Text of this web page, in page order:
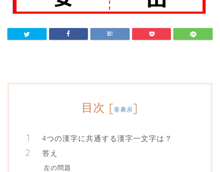
目次 [非表示]
4つの漢字に共通する漢字一文字は？
答え
左の問題